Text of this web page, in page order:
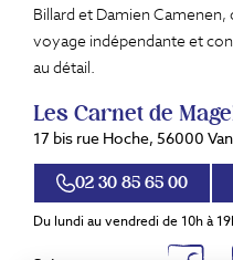
Billard et Damien
voyage indépendante et
au détail.
Les Carnet de
17 bis rue Hoche, 56000
02 30 85 65 00
Du lundi au vendredi de 10h à